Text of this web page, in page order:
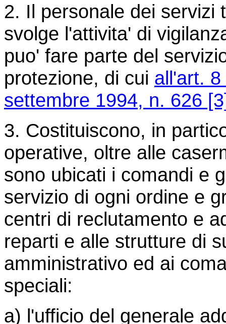
2. Il personale dei servizi
svolge l'attivita' di
puo' fare parte del
protezione, di cui all'art.
settembre 1994, n. 626
3. Costituiscono, in
operative, oltre alle
sono ubicati i comandi e
servizio di ogni ordine e
centri di reclutamento e
reparti e alle strutture di
amministrativo ed ai
speciali:
a) l'ufficio del generale